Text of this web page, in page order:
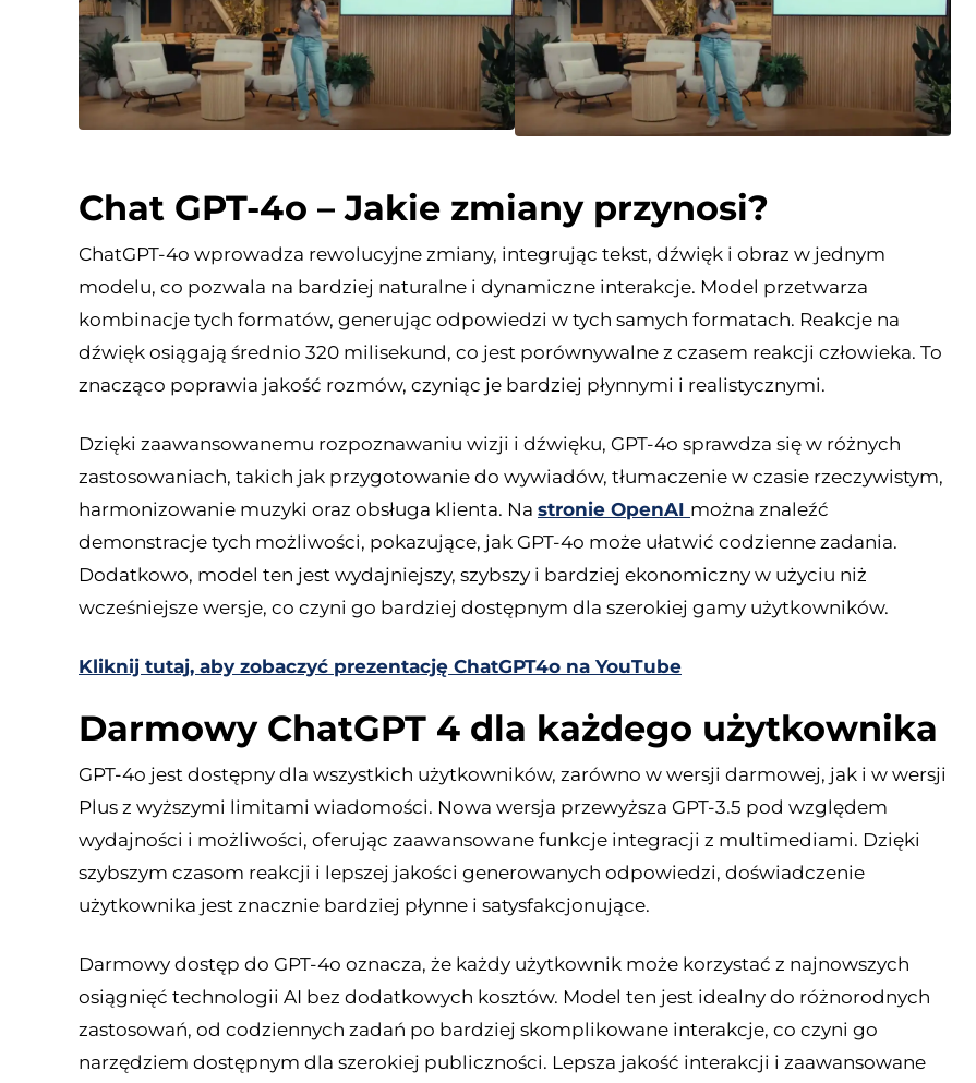
Chat GPT-4o – Jakie zmiany przynosi?
ChatGPT-4o wprowadza rewolucyjne zmiany, integrując tekst, dźwięk i obraz w jednym
modelu, co pozwala na bardziej naturalne i dynamiczne interakcje. Model przetwarza
kombinacje tych formatów, generując odpowiedzi w tych samych formatach. Reakcje na
dźwięk osiągają średnio 320 milisekund, co jest porównywalne z czasem reakcji człowieka. To
znacząco poprawia jakość rozmów, czyniąc je bardziej płynnymi i realistycznymi.
Dzięki zaawansowanemu rozpoznawaniu wizji i dźwięku, GPT-4o sprawdza się w różnych
zastosowaniach, takich jak przygotowanie do wywiadów, tłumaczenie w czasie rzeczywistym,
harmonizowanie muzyki oraz obsługa klienta. Na stronie OpenAI można znaleźć
demonstracje tych możliwości, pokazujące, jak GPT-4o może ułatwić codzienne zadania.
Dodatkowo, model ten jest wydajniejszy, szybszy i bardziej ekonomiczny w użyciu niż
wcześniejsze wersje, co czyni go bardziej dostępnym dla szerokiej gamy użytkowników.
Kliknij tutaj, aby zobaczyć prezentację ChatGPT4o na YouTube
Darmowy ChatGPT 4 dla każdego użytkownika
GPT-4o jest dostępny dla wszystkich użytkowników, zarówno w wersji darmowej, jak i w wersji
Plus z wyższymi limitami wiadomości. Nowa wersja przewyższa GPT-3.5 pod względem
wydajności i możliwości, oferując zaawansowane funkcje integracji z multimediami. Dzięki
szybszym czasom reakcji i lepszej jakości generowanych odpowiedzi, doświadczenie
użytkownika jest znacznie bardziej płynne i satysfakcjonujące.
Darmowy dostęp do GPT-4o oznacza, że każdy użytkownik może korzystać z najnowszych
osiągnięć technologii AI bez dodatkowych kosztów. Model ten jest idealny do różnorodnych
zastosowań, od codziennych zadań po bardziej skomplikowane interakcje, co czyni go
narzędziem dostępnym dla szerokiej publiczności. Lepsza jakość interakcji i zaawansowane